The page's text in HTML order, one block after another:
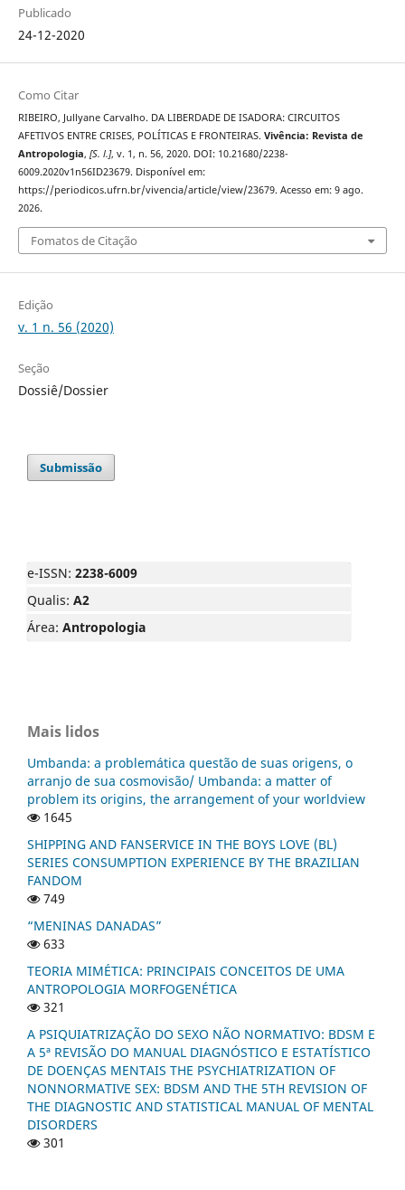
Publicado
24-12-2020
Como Citar
RIBEIRO, Jullyane Carvalho. DA LIBERDADE DE ISADORA: CIRCUITOS
AFETIVOS ENTRE CRISES, POLÍTICAS E FRONTEIRAS. Vivência: Revista de
Antropologia, [S. l.], v. 1, n. 56, 2020. DOI: 10.21680/2238-
6009.2020v1n56ID23679. Disponível em:
https://periodicos.ufrn.br/vivencia/article/view/23679. Acesso em: 9 ago.
2026.
Fomatos de Citação
Edição
v. 1 n. 56 (2020)
Seção
Dossiê/Dossier
Submissão
e-ISSN: 2238-6009
Qualis: A2
Área: Antropologia
Mais lidos
Umbanda: a problemática questão de suas origens, o
arranjo de sua cosmovisão/ Umbanda: a matter of
problem its origins, the arrangement of your worldview
1645
SHIPPING AND FANSERVICE IN THE BOYS LOVE (BL)
SERIES CONSUMPTION EXPERIENCE BY THE BRAZILIAN
FANDOM
749
“MENINAS DANADAS”
633
TEORIA MIMÉTICA: PRINCIPAIS CONCEITOS DE UMA
ANTROPOLOGIA MORFOGENÉTICA
321
A PSIQUIATRIZAÇÃO DO SEXO NÃO NORMATIVO: BDSM E
A 5ª REVISÃO DO MANUAL DIAGNÓSTICO E ESTATÍSTICO
DE DOENÇAS MENTAIS THE PSYCHIATRIZATION OF
NONNORMATIVE SEX: BDSM AND THE 5TH REVISION OF
THE DIAGNOSTIC AND STATISTICAL MANUAL OF MENTAL
DISORDERS
301